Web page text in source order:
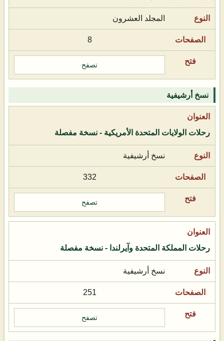
المجلد العشرون
8
تصفح
نسخ أرشيفية
رحلات الولايات المتحدة الأمريكية - نسخة مفصلة
نسخ أرشيفية
332
تصفح
رحلات المملكة المتحدة وآيرلندا - نسخة مفصلة
نسخ أرشيفية
251
تصفح